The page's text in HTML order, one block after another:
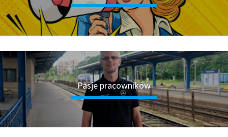
Pasje pracowników